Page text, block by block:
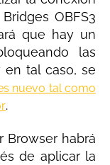
OBFS3
que hay un
las
en tal caso, se
nuevo tal como
.
Browser habrá
de aplicar la